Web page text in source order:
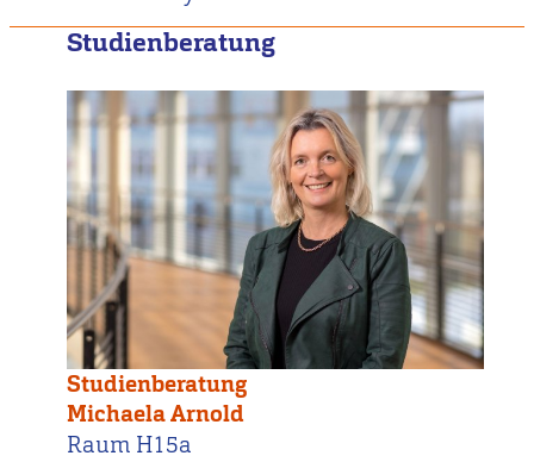
Studienberatung
Studienberatung
Michaela Arnold
Raum H15a